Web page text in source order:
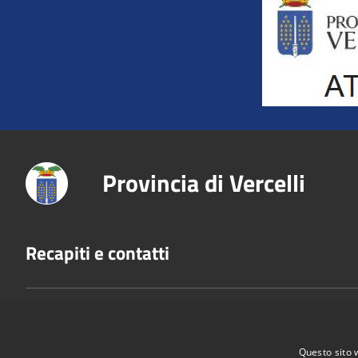
Provincia di Vercelli
Recapiti e contatti
Questo sito